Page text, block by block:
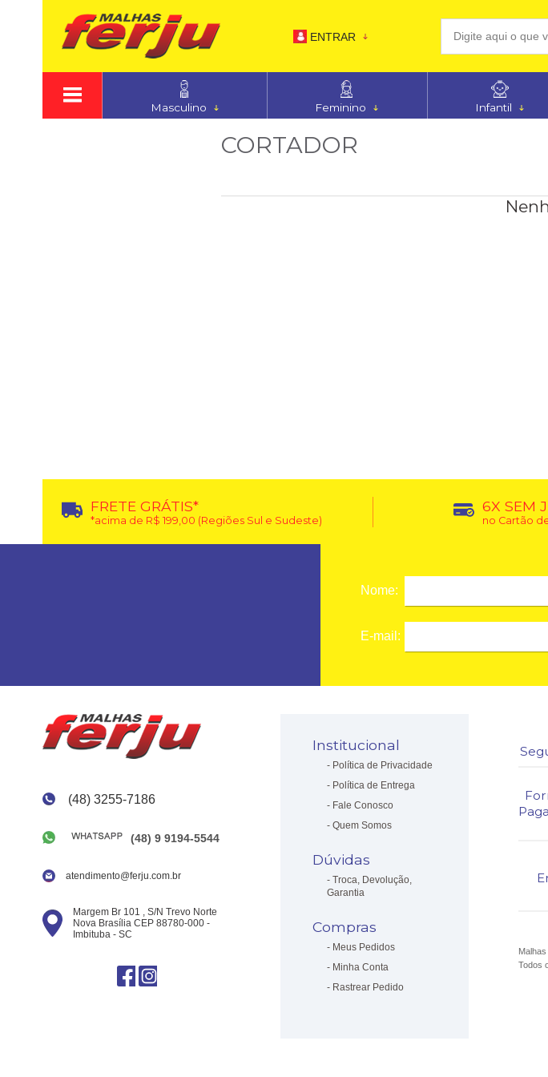
ENTRAR
Masculino Feminino Infantil
CORTADOR
FRETE GRÁTIS*
*acima de R$ 199,00 (Regiões Sul e Sudeste)
6X SEM
no Cartão
Nome:
E-mail:
(48) 3255-7186
(48) 9 9194-5544
atendimento@ferju.com.br
Margem Br 101 , S/N Trevo Norte
Nova Brasília CEP 88780-000 -
Imbituba - SC
Institucional
Política de Privacidade
Política de Entrega
Fale Conosco
Quem Somos
Dúvidas
Troca, Devolução,
Garantia
Compras
Meus Pedidos
Minha Conta
Rastrear Pedido
Todos